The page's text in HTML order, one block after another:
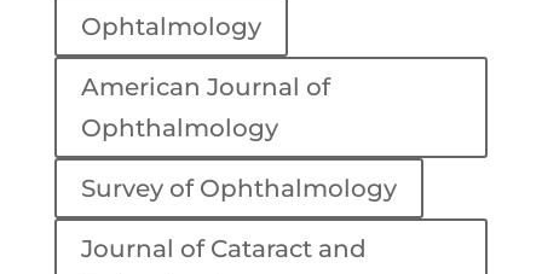
Ophtalmology
American Journal of
Ophthalmology
Survey of Ophthalmology
Journal of Cataract and